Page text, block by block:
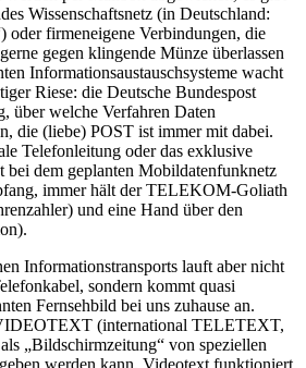
Wissenschaftsnetz (in Deutschland:
firmeneigene Verbindungen, die
gegen klingende Münze überlassen
Informationsaustauschsysteme wacht
Riese: die Deutsche Bundespost
welche Verfahren Daten
die (liebe) POST ist immer mit dabei.
Telefonleitung oder das exklusive
dem geplanten Mobildatenfunknetz
immer hält der TELEKOM-Goliath
und eine Hand über den
Informationstransports lauft aber nicht
sondern kommt quasi
Fernsehbild bei uns zuhause an.
(international TELETEXT,
„Bildschirmzeitung“ von speziellen
werden kann. Videotext funktioniert